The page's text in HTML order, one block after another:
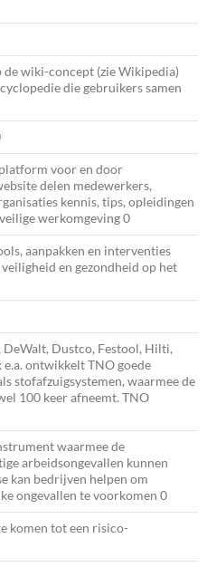
de wiki-concept (zie Wikipedia)
die gebruikers samen
voor en door
delen medewerkers,
kennis, tips, opleidingen
werkomgeving 0
aanpakken en interventies
en gezondheid op het
DeWalt, Dustco, Festool, Hilti,
ontwikkelt TNO goede
stofafzuigsystemen, waarmee de
100 keer afneemt. TNO
waarmee de
arbeidsongevallen kunnen
kan bedrijven helpen om
ongevallen te voorkomen 0
komen tot een risico-